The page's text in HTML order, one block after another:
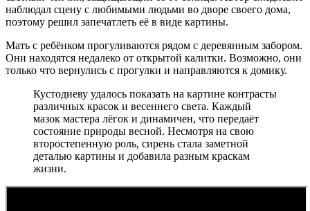
наблюдал сцену с любимыми людьми во дворе своего дома,
поэтому решил запечатлеть её в виде картины.
Мать с ребёнком прогуливаются рядом с деревянным забором.
Они находятся недалеко от открытой калитки. Возможно, они
только что вернулись с прогулки и направляются к домику.
Кустодиеву удалось показать на картине контрасты
различных красок и весеннего света. Каждый
мазок мастера лёгок и динамичен, что передаёт
состояние природы весной. Несмотря на свою
второстепенную роль, сирень стала заметной
деталью картины и добавила разным краскам
жизни.